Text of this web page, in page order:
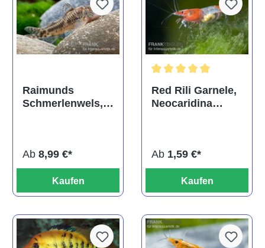
Raimunds
Schmerlenwels,
Ab 8,99 €*
Kaufen
Red Rili Garnele,
Neocaridina
Ab 1,59 €*
Kaufen